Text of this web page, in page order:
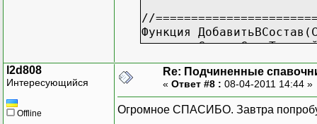
//
Функция
Спр =
Идент =
спСост =
Если
спСост
КонецЕсли;
l2d808
Интересующийся
Offline
Re: Подчиненные
« Ответ #8 : 08-04-2011 14:44 »
Огромное СПАСИБО. Завтра